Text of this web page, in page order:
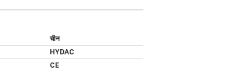
चीन
HYDAC
CE